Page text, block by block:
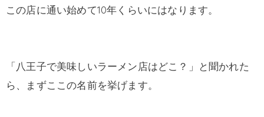
この店に通い始めて10年くらいにはなります。
「八王子で美味しいラーメン店はどこ？」と聞かれた
ら、まずここの名前を挙げます。